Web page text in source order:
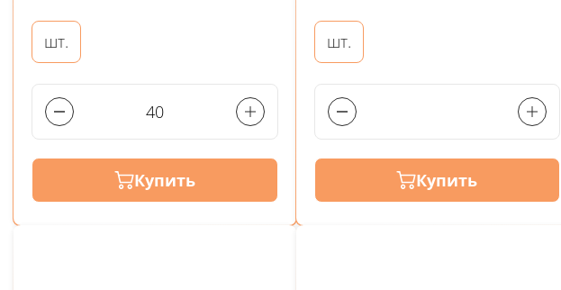
шт.
Купить
шт.
Купить